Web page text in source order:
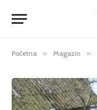
Početna » Magazin »